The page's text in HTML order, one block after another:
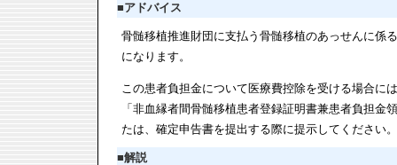
■アドバイス
骨髄移植推進財団に支払う骨髄移植のあっせんに係
になります。
この患者負担金について医療費控除を受ける場合に
「非血縁者間骨髄移植患者登録証明書兼患者負担金
たは、確定申告書を提出する際に提示してください。
■解説